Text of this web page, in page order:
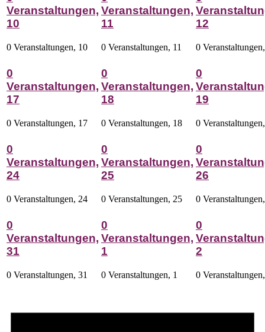
Veranstaltungen,
10
0 Veranstaltungen, 10
Veranstaltungen,
11
0 Veranstaltungen, 11
12
0
0
Veranstaltungen,
17
0 Veranstaltungen, 17
0
Veranstaltungen,
18
0 Veranstaltungen, 18
0
19
0
0
Veranstaltungen,
24
0 Veranstaltungen, 24
0
Veranstaltungen,
25
0 Veranstaltungen, 25
0
26
0
0
Veranstaltungen,
31
0 Veranstaltungen, 31
0
Veranstaltungen,
1
0 Veranstaltungen, 1
0
2
0